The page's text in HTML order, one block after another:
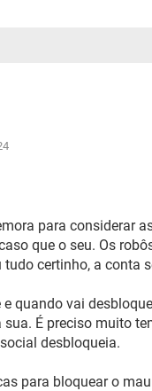
para considerar
que o seu. Os
certinho, a conta
e quando vai
É preciso muito
desbloqueia.
para bloquear o